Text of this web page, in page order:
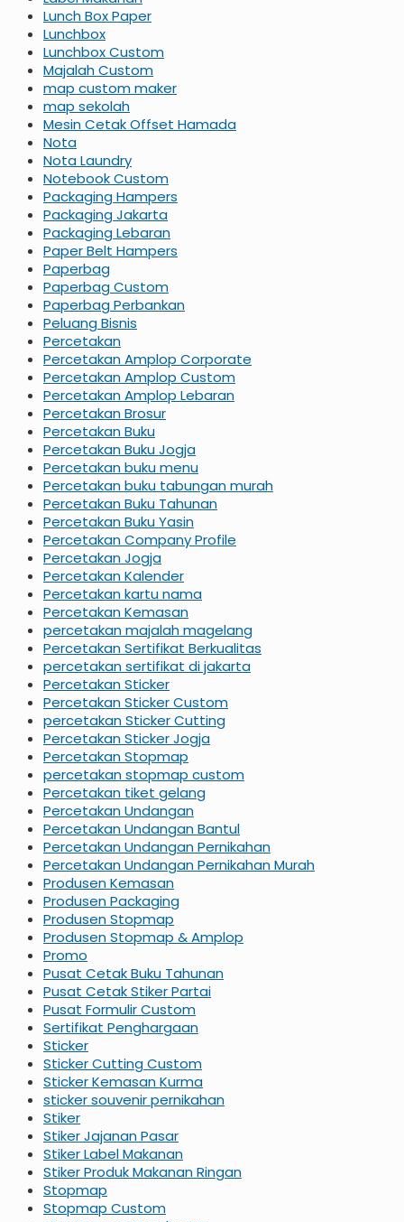
Lunch Box Paper
Lunchbox
Lunchbox Custom
Majalah Custom
map custom maker
map sekolah
Mesin Cetak Offset Hamada
Nota
Nota Laundry
Notebook Custom
Packaging Hampers
Packaging Jakarta
Packaging Lebaran
Paper Belt Hampers
Paperbag
Paperbag Custom
Paperbag Perbankan
Peluang Bisnis
Percetakan
Percetakan Amplop Corporate
Percetakan Amplop Custom
Percetakan Amplop Lebaran
Percetakan Brosur
Percetakan Buku
Percetakan Buku Jogja
Percetakan buku menu
Percetakan buku tabungan murah
Percetakan Buku Tahunan
Percetakan Buku Yasin
Percetakan Company Profile
Percetakan Jogja
Percetakan Kalender
Percetakan kartu nama
Percetakan Kemasan
percetakan majalah magelang
Percetakan Sertifikat Berkualitas
percetakan sertifikat di jakarta
Percetakan Sticker
Percetakan Sticker Custom
percetakan Sticker Cutting
Percetakan Sticker Jogja
Percetakan Stopmap
percetakan stopmap custom
Percetakan tiket gelang
Percetakan Undangan
Percetakan Undangan Bantul
Percetakan Undangan Pernikahan
Percetakan Undangan Pernikahan Murah
Produsen Kemasan
Produsen Packaging
Produsen Stopmap
Produsen Stopmap & Amplop
Promo
Pusat Cetak Buku Tahunan
Pusat Cetak Stiker Partai
Pusat Formulir Custom
Sertifikat Penghargaan
Sticker
Sticker Cutting Custom
Sticker Kemasan Kurma
sticker souvenir pernikahan
Stiker
Stiker Jajanan Pasar
Stiker Label Makanan
Stiker Produk Makanan Ringan
Stopmap
Stopmap Custom